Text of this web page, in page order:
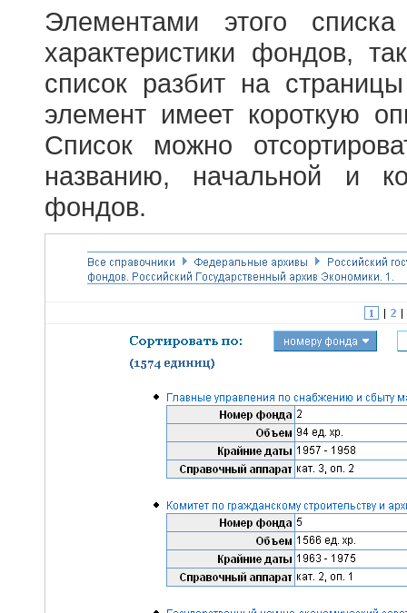
Элементами этого
характеристики фондов,
список разбит на
элемент имеет короткую
Список можно
названию, начальной и
фондов.